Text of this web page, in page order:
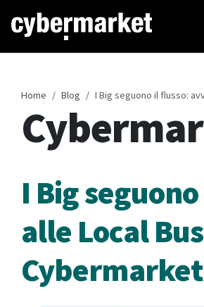
Home Blog I Big seguono il flusso:
I Big
alle Local
Cybermarket